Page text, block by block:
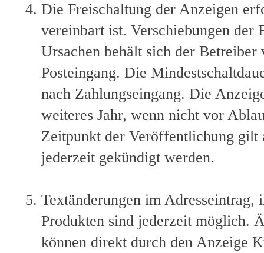
Die Freischaltung der Anzeigen
vereinbart ist. Verschiebungen der
Ursachen behält sich der
Posteingang. Die
nach Zahlungseingang. Die
weiteres Jahr, wenn nicht vor
Zeitpunkt der Veröffentlichung
jederzeit gekündigt werden.
Textänderungen im Adresseintrag,
Produkten sind jederzeit möglich.
können direkt durch den Anzeige